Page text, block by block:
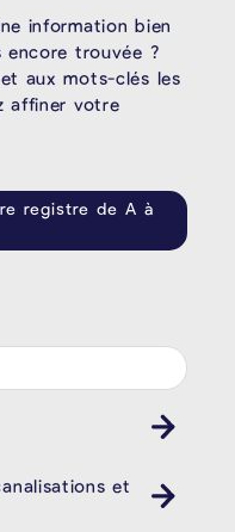
information bien
encore trouvée ?
aux mots-clés les
affiner votre
registre de A à
et